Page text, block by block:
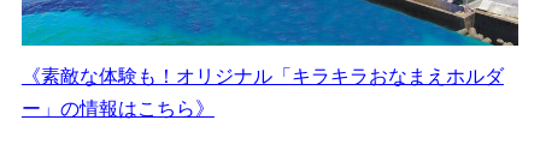
《素敵な体験も！オリジナル「キラキラおなまえホルダ
ー」の情報はこちら》